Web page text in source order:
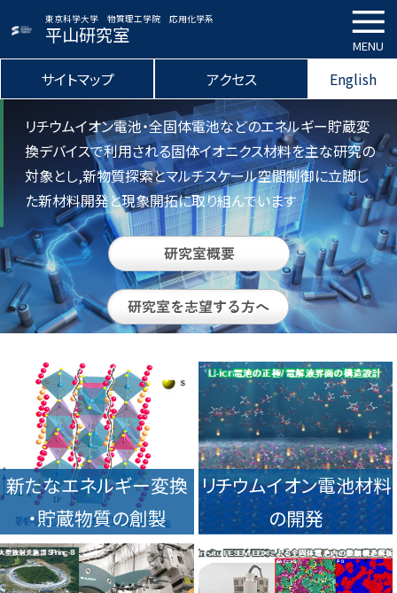
東京科学大学 物質理工学院 応用化学系
平山研究室 MENU
サイトマップ アクセス English
リチウムイオン電池・全固体電池などのエネルギー貯蔵変
換デバイスで利用される固体イオニクス材料を主な研究の
対象とし,新物質探索とマルチスケール空間制御に立脚し
た新材料開発と現象開拓に取り組んでいます
新たなエネルギー変換
・貯蔵物質の創製
リチウムイオン電池材料
の開発